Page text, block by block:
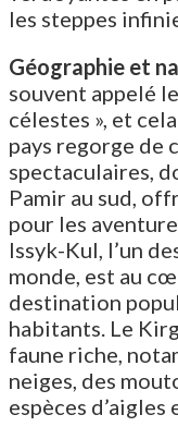
les steppes
Géographie et
souvent appelé
célestes », et
pays regorge de
spectaculaires,
Pamir au sud,
pour les
Issyk-Kul, l’un
monde, est au
destination
habitants. Le
faune riche,
neiges, des
espèces d’aigles